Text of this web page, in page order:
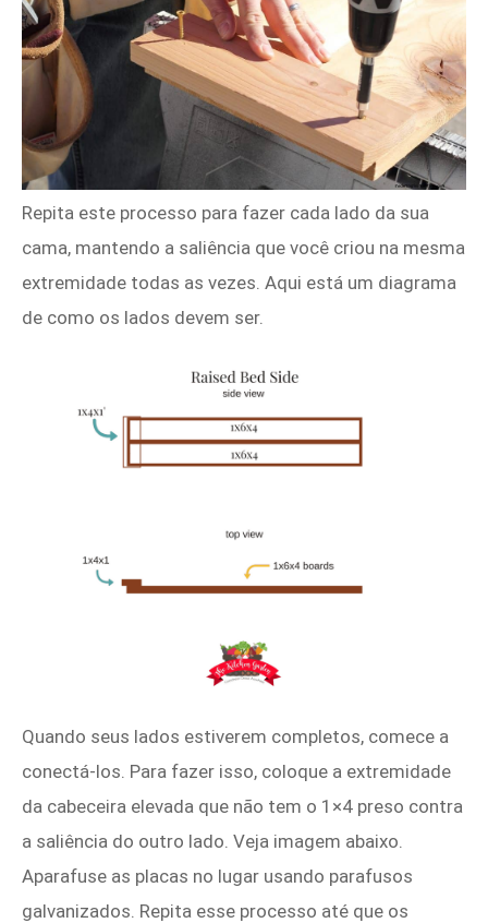
Repita este processo para fazer cada lado da sua
cama, mantendo a saliência que você criou na mesma
extremidade todas as vezes. Aqui está um diagrama
de como os lados devem ser.
Quando seus lados estiverem completos, comece a
conectá-los. Para fazer isso, coloque a extremidade
da cabeceira elevada que não tem o 1×4 preso contra
a saliência do outro lado. Veja imagem abaixo.
Aparafuse as placas no lugar usando parafusos
galvanizados. Repita esse processo até que os